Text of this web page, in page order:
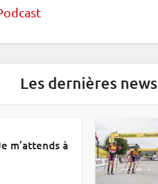
Les dernières news
m’attends à